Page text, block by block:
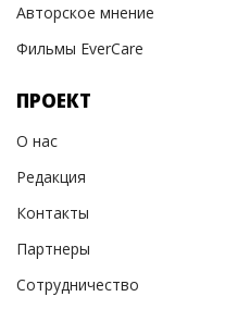
Авторское мнение
Фильмы EverCare
ПРОЕКТ
О нас
Редакция
Контакты
Партнеры
Сотрудничество